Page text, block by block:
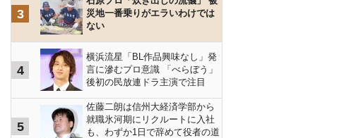
3
災地一番乗りがエラいわけでは
ない
4
横浜流星「BL作品興味なし」発
言に滲むプロ意識 「べらぼう」
後初の民放連ドラ主演で注目
5
佐藤二朗は信州大経済学部から
就職氷河期にリクルートに入社
も、わずか1日で辞めて役者の道